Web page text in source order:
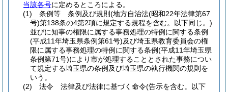
当該各号に定めるところによる。
(1)
条例等 条例及び規則 (地方自治法(昭和22年法律第67
号)第138条の4第2項に規定する規程を含む。以下同じ。)
並びに知事の権限に属する事務処理の特例に関する条例
(平成11年埼玉県条例第61号)及び埼玉県教育委員会の権
限に属する事務処理の特例に関する条例(平成11年埼玉県
条例第71号)により市が処理することとされた事務につい
て規定する埼玉県の条例及び埼玉県の執行機関の規則を
いう。
(2)
法令 法律及び法律に基づく命令(告示を含む。以下